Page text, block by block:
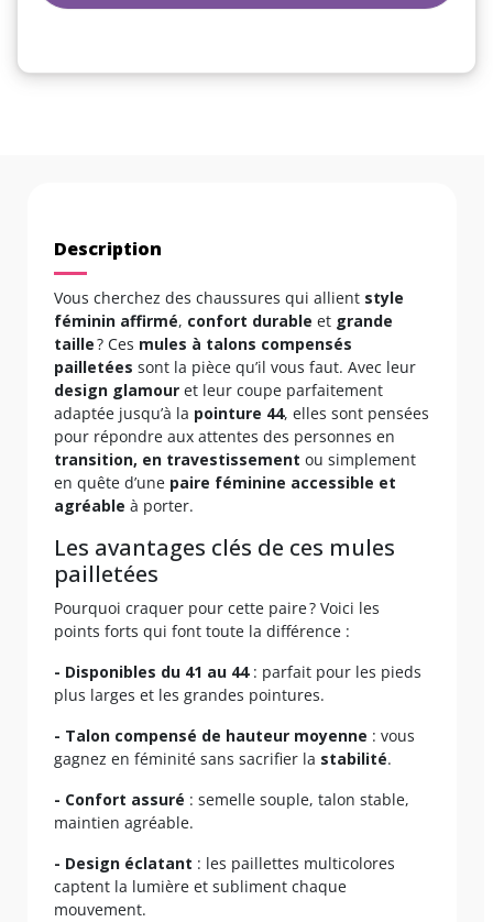
Description
Vous cherchez des chaussures qui allient style
féminin affirmé, confort durable et grande
taille? Ces mules à talons compensés
pailletées sont la pièce qu’il vous faut. Avec leur
design glamour et leur coupe parfaitement
adaptée jusqu’à la pointure 44, elles sont pensées
pour répondre aux attentes des personnes en
transition, en travestissement ou simplement
en quête d’une paire féminine accessible et
agréable à porter.
Les avantages clés de ces mules
pailletées
Pourquoi craquer pour cette paire ? Voici les
points forts qui font toute la différence :
- Disponibles du 41 au 44: parfait pour les pieds
plus larges et les grandes pointures.
- Talon compensé de hauteur moyenne : vous
gagnez en féminité sans sacrifier la stabilité.
- Confort assuré : semelle souple, talon stable,
maintien agréable.
- Design éclatant : les paillettes multicolores
captent la lumière et subliment chaque
mouvement.